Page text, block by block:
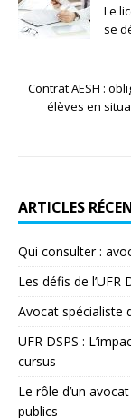
Le
se
Contrat AESH :
élèves en
ARTICLES
Qui consulter :
Les défis de
Avocat spécialiste
UFR DSPS :
cursus
Le rôle d’un
publics